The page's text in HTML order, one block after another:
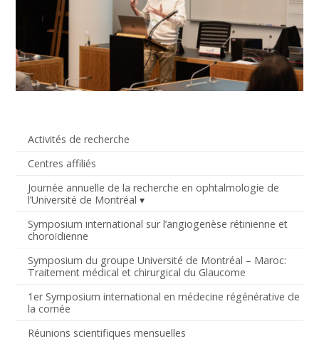
Activités de recherche
Centres affiliés
Journée annuelle de la recherche en ophtalmologie de
l’Université de Montréal
Symposium international sur l’angiogenèse rétinienne et
choroïdienne
Symposium du groupe Université de Montréal – Maroc:
Traitement médical et chirurgical du Glaucome
1er Symposium international en médecine régénérative de
la cornée
Réunions scientifiques mensuelles